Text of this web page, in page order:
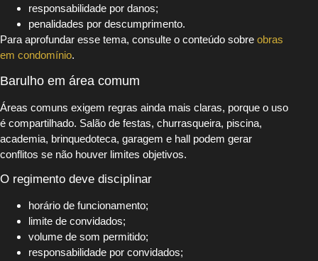
responsabilidade por danos;
penalidades por descumprimento.
Para aprofundar esse tema, consulte o conteúdo sobre obras
em condomínio.
Barulho em área comum
Áreas comuns exigem regras ainda mais claras, porque o uso
é compartilhado. Salão de festas, churrasqueira, piscina,
academia, brinquedoteca, garagem e hall podem gerar
conflitos se não houver limites objetivos.
O regimento deve disciplinar
horário de funcionamento;
limite de convidados;
volume de som permitido;
responsabilidade por convidados;